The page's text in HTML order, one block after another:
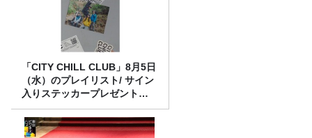
「CITY CHILL CLUB」8月5日
（水）のプレイリスト/ サイン
入りステッカープレゼント有
り